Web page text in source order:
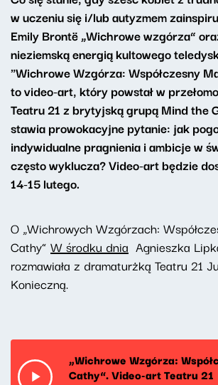
w uczeniu się i/lub autyzmem
Emily Brontë „Wichrowe wzgórza”
nieziemską energią kultowego
"Wichrowe Wzgórza: Współczesny
to video-art, którypowstał w
Teatru 21 z brytyjską grupą Mind the
stawia prowokacyjne pytanie: jak
indywidualne pragnienia i ambicje w
często wyklucza? Video-art będzie
14-15 lutego.
O „Wichrowych Wzgórzach:
Cathy” W środku dnia Agnieszka
rozmawiała z dramaturżką Teatru 21
Konieczną.
„Wichrowe Wzgórza:
Cathy”. Video-art Teatru 21